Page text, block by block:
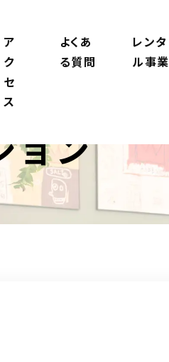
ア
ク
セ
ス
よくあ
る質問
レンタ
ル事業
ョン